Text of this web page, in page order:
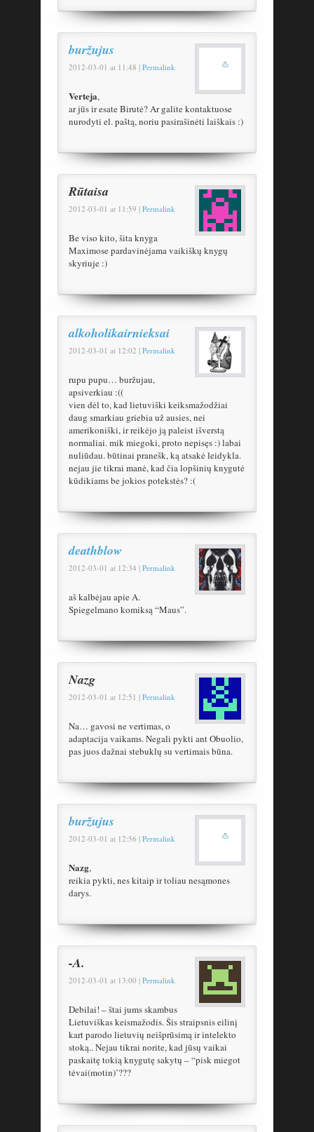
buržujus
2012-03-01 at 11:48 | Permalink
Verteja,
ar jūs ir esate Birutė? Ar galite kontaktuose
nurodyti el. paštą, noriu pasirašinėti laiškais :)
Rūtaisa
2012-03-01 at 11:59 | Permalink
Be viso kito, šita knyga
Maximose pardavinėjama vaikiškų knygų
skyriuje :)
alkoholikairnieksai
2012-03-01 at 12:02 | Permalink
rupu pupu… buržujau,
apsiverkiau :((
vien dėl to, kad lietuviški keiksmažodžiai
daug smarkiau griebia už ausies, nei
amerikoniški, ir reikėjo ją paleist išverstą
normaliai. mik miegoki, proto nepisęs :) labai
nuliūdau. būtinai pranešk, ką atsakė leidykla.
nejau jie tikrai manė, kad čia lopšinių knygutė
kūdikiams be jokios potekstės? :(
deathblow
2012-03-01 at 12:34 | Permalink
aš kalbėjau apie A.
Spiegelmano komiksą “Maus”.
Nazg
2012-03-01 at 12:51 | Permalink
Na… gavosi ne vertimas, o
adaptacija vaikams. Negali pykti ant Obuolio,
pas juos dažnai stebuklų su vertimais būna.
buržujus
2012-03-01 at 12:56 | Permalink
Nazg,
reikia pykti, nes kitaip ir toliau nesąmones
darys.
-A.
2012-03-01 at 13:00 | Permalink
Debilai! – štai jums skambus
Lietuviškas keismažodis. Šis straipsnis eilinį
kart parodo lietuvių neišprūsimą ir intelekto
stoką.. Nejau tikrai norite, kad jūsų vaikai
paskaitę tokią knygutę sakytų – “pisk miegot
tėvai(motin)’???